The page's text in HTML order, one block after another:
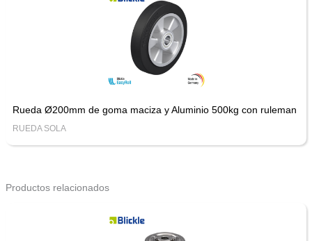
Rueda Ø200mm de goma maciza y Aluminio 500kg con ruleman
RUEDA SOLA
Productos relacionados